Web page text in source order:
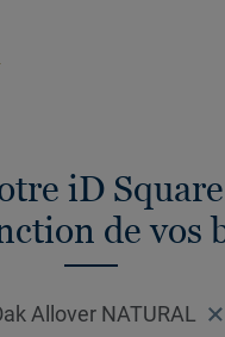
iD
de vos
Allover NATURAL